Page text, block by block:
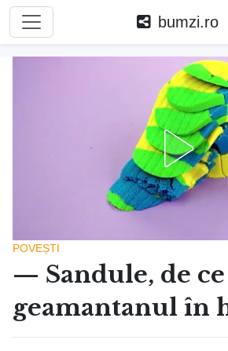
bumzi.ro
POVEȘTI
— Sandule, de ce
geamantanul în